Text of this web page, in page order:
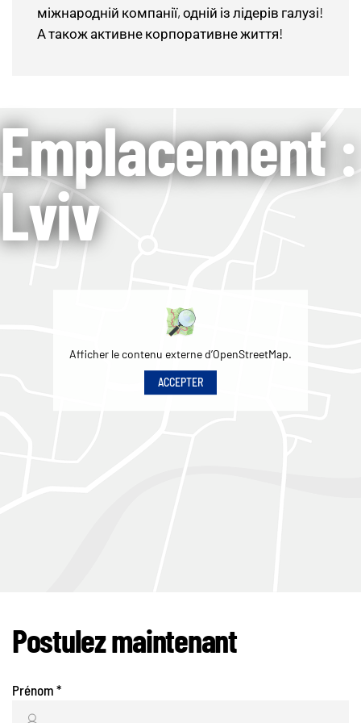
міжнародній компанії, одній із лідерів галузі!
А також активне корпоративне життя!
Emplacement :
Lviv
Afficher le contenu externe d’OpenStreetMap.
ACCEPTER
Postulez maintenant
Prénom *